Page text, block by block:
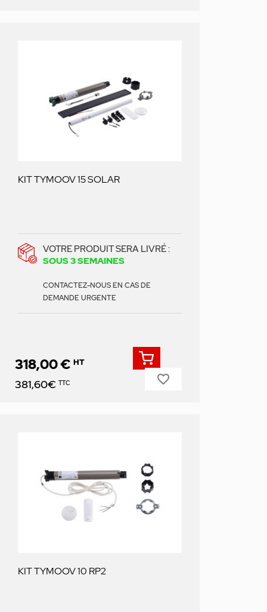
KIT TYMOOV 15 SOLAR
VOTRE PRODUIT SERA LIVRÉ :
SOUS 3 SEMAINES
CONTACTEZ-NOUS EN CAS DE
DEMANDE URGENTE
Prix
318,00 € HT
381,60€ TTC favorite_border
KIT TYMOOV 10 RP2